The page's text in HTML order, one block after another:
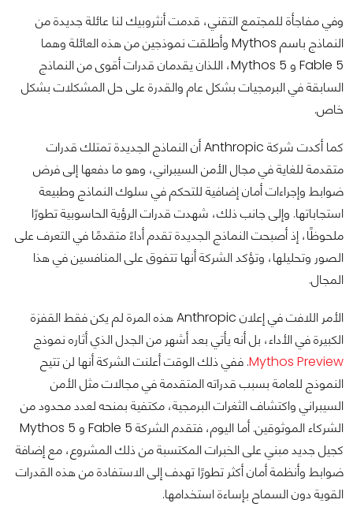
وفي مفاجأة للمجتمع التقني، قدمت أنثروبيك لنا عائلة جديدة من
النماذج باسم Mythos وأطلقت نموذجين من هذه العائلة وهما
Fable 5 و Mythos 5، اللذان يقدمان قدرات أقوى من النماذج
السابقة في البرمجيات بشكل عام والقدرة على حل المشكلات بشكل
خاص.
كما أكدت شركة Anthropic أن النماذج الجديدة تمتلك قدرات
متقدمة للغاية في مجال الأمن السيبراني، وهو ما دفعها إلى فرض
ضوابط وإجراءات أمان إضافية للتحكم في سلوك النماذج وطبيعة
استجاباتها. وإلى جانب ذلك، شهدت قدرات الرؤية الحاسوبية تطورًا
ملحوظًا، إذ أصبحت النماذج الجديدة تقدم أداءً متقدمًا في التعرف على
الصور وتحليلها، وتؤكد الشركة أنها تتفوق على المنافسين في هذا
المجال.
الأمر اللافت في إعلان Anthropic هذه المرة لم يكن فقط القفزة
الكبيرة في الأداء، بل أنه يأتي بعد أشهر من الجدل الذي أثاره نموذج
Mythos Preview. ففي ذلك الوقت أعلنت الشركة أنها لن تتيح
النموذج للعامة بسبب قدراته المتقدمة في مجالات مثل الأمن
السيبراني واكتشاف الثغرات البرمجية، مكتفية بمنحه لعدد محدود من
الشركاء الموثوقين. أما اليوم، فتقدم الشركة Fable 5 و Mythos 5
كجيل جديد مبني على الخبرات المكتسبة من ذلك المشروع، مع إضافة
ضوابط وأنظمة أمان أكثر تطورًا تهدف إلى الاستفادة من هذه القدرات
القوية دون السماح بإساءة استخدامها.